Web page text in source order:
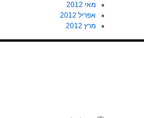
מאי 2012
אפריל 2012
מרץ 2012